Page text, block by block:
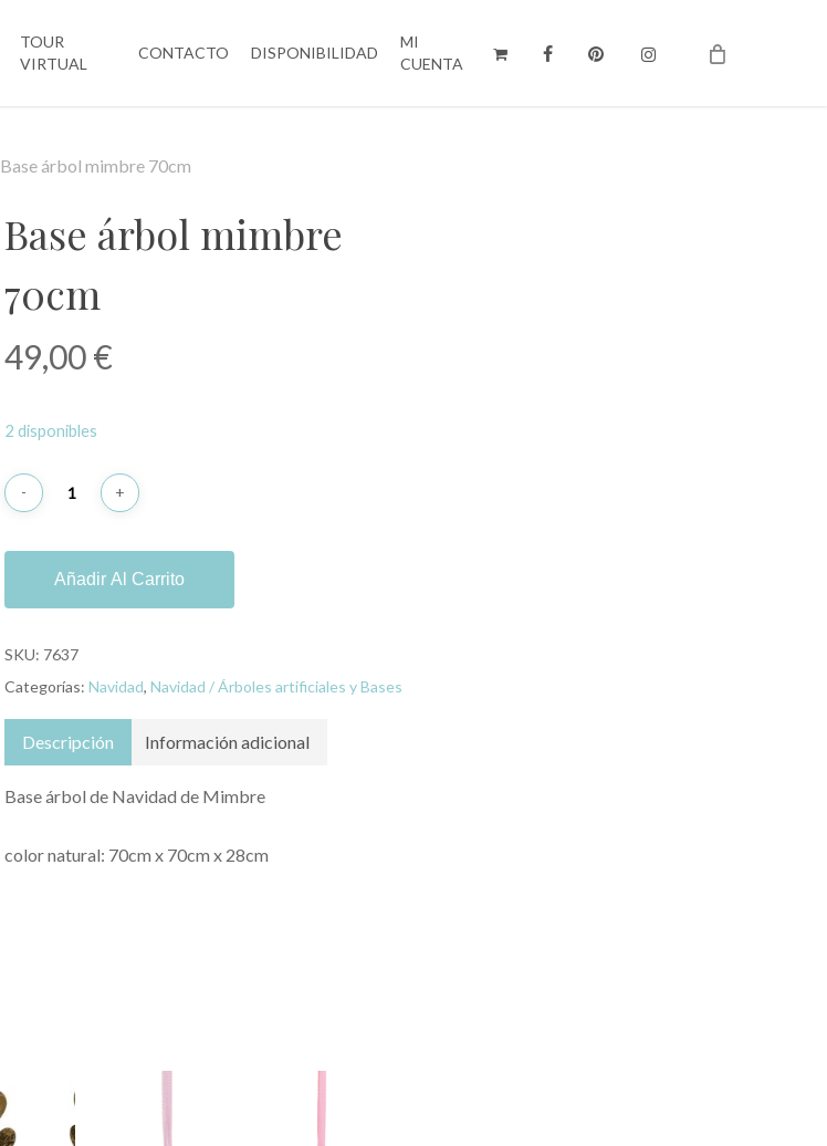
TOUR
VIRTUAL
CONTACTO DISPONIBILIDAD
MI
CUENTA
Base árbol mimbre 70cm
Base árbol mimbre
70cm
49,00€
2 disponibles
Añadir Al Carrito
SKU: 7637
Categorías: Navidad, Navidad / Árboles artificiales y Bases
Descripción Información adicional
Base árbol de Navidad de Mimbre
color natural: 70cm x 70cm x 28cm